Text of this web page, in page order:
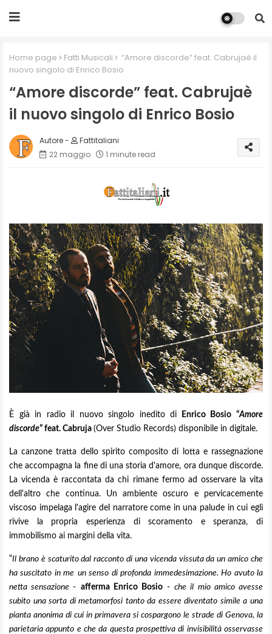
Home page Fatti Musicali
“Amore discorde” feat. Cabrujaè il
nuovo singolo di Enrico Bosio
“Amore discorde” feat. Cabrujaè
il nuovo singolo di Enrico Bosio
Fattitaliani
22 maggio
1 minute read
È già in radio il nuovo singolo inedito di Enrico Bosio “Amore
discorde” feat. Cabruja (Over Studio Records) disponibile in digitale.
La canzone tratta dello spirito composito di lotta e rassegnazione
che accompagna la fine di una storia d'amore, ora dunque discorde.
La vicenda è raccontata da chi rimane fermo ad osservare la vita
dell'altro che continua. Un ambiente oscuro e pervicacemente
viscoso impelaga l'agire del narratore come in una palude in cui egli
rivive la propria esperienza di scoramento e speranza, di
immobilismo ai margini della vita.
“Il brano è scaturito dal racconto di una vicenda vissuta da un amico che
ha suscitato in me un senso di profonda immedesimazione. Ho avuto la
netta sensazione- afferma Enrico Bosio-che il mio amico avesse
subito una sorta di metamorfosi tanto da essere diventato simile a una
pianta anonima di cui in primavera si cospargono le strade di Genova, la
parietaria appunto e che da questa prospettiva di invisibilità osservasse